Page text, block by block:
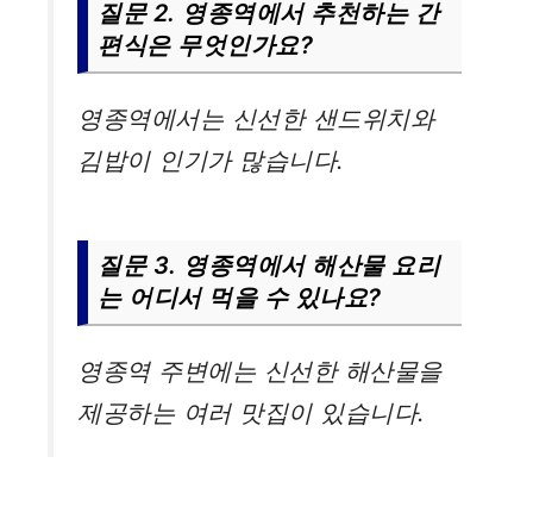
질문 2. 영종역에서 추천하는 간
편식은 무엇인가요?
영종역에서는 신선한 샌드위치와
김밥이 인기가 많습니다.
질문 3. 영종역에서 해산물 요리
는 어디서 먹을 수 있나요?
영종역 주변에는 신선한 해산물을
제공하는 여러 맛집이 있습니다.